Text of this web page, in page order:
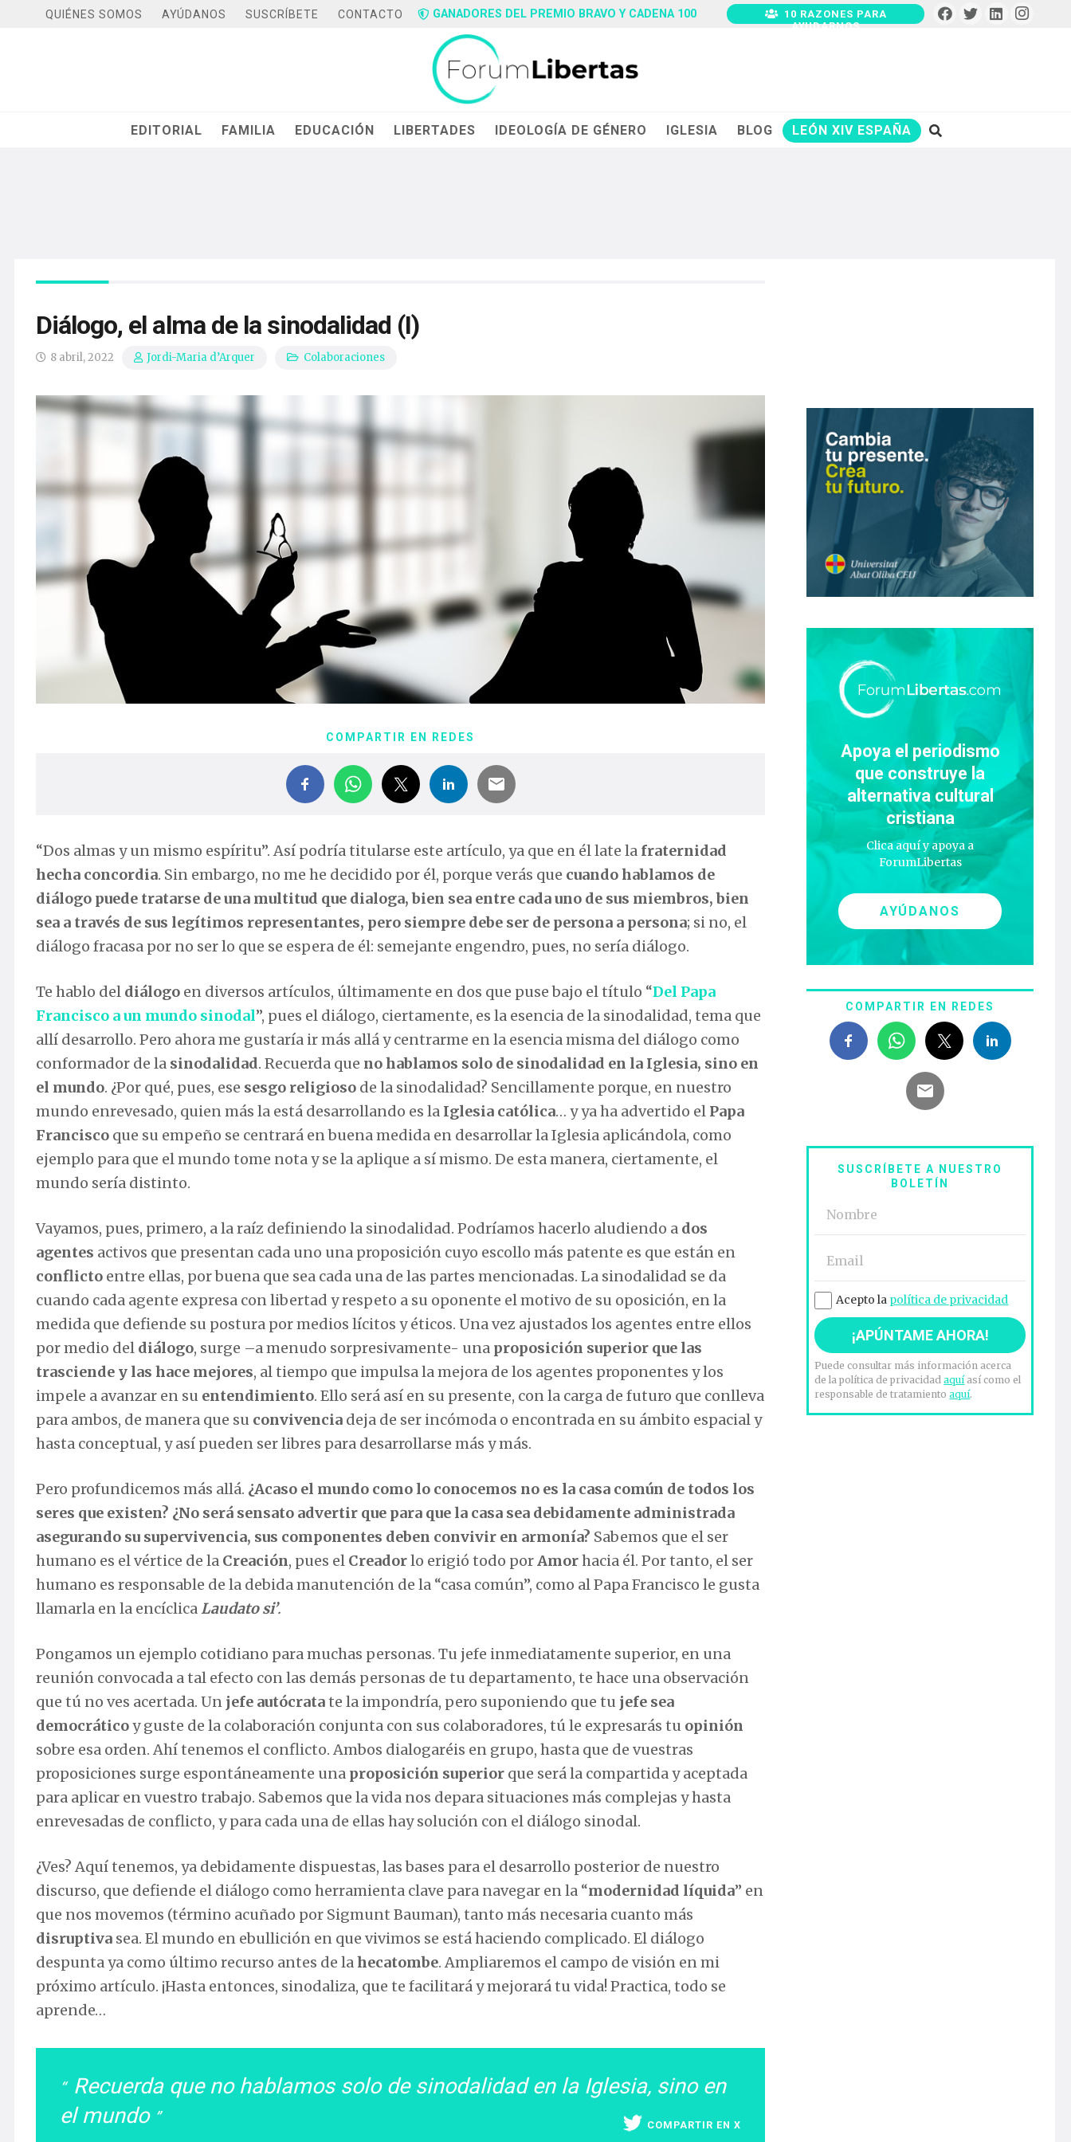
QUIÉNES SOMOS AYÚDANOS SUSCRÍBETE CONTACTO GANADORES DEL PREMIO BRAVO Y CADENA 100
10 RAZONES PARA
AYUDARNOS
EDITORIAL FAMILIA EDUCACIÓN LIBERTADES IDEOLOGÍA DE GÉNERO IGLESIA BLOG LEÓN XIV ESPAÑA
Diálogo, el alma de la sinodalidad (I)
8 abril, 2022 Jordi-Maria d’Arquer Colaboraciones
COMPARTIR EN REDES
“Dos almas y un mismo espíritu”. Así podría titularse este artículo, ya que en él late la fraternidad
hecha concordia. Sin embargo, no me he decidido por él, porque verás que cuando hablamos de
diálogo puede tratarse de una multitud que dialoga, bien sea entre cada uno de sus miembros, bien
sea a través de sus legítimos representantes, pero siempre debe ser de persona a persona; si no, el
diálogo fracasa por no ser lo que se espera de él: semejante engendro, pues, no sería diálogo.
Te hablo del diálogo en diversos artículos, últimamente en dos que puse bajo el título “Del Papa
Francisco a un mundo sinodal”, pues el diálogo, ciertamente, es la esencia de la sinodalidad, tema que
allí desarrollo. Pero ahora me gustaría ir más allá y centrarme en la esencia misma del diálogo como
conformador de la sinodalidad. Recuerda que no hablamos solo de sinodalidad en la Iglesia, sino en
el mundo. ¿Por qué, pues, ese sesgo religioso de la sinodalidad? Sencillamente porque, en nuestro
mundo enrevesado, quien más la está desarrollando es la Iglesia católica… y ya ha advertido el Papa
Francisco que su empeño se centrará en buena medida en desarrollar la Iglesia aplicándola, como
ejemplo para que el mundo tome nota y se la aplique a sí mismo. De esta manera, ciertamente, el
mundo sería distinto.
Vayamos, pues, primero, a la raíz definiendo la sinodalidad. Podríamos hacerlo aludiendo a dos
agentes activos que presentan cada uno una proposición cuyo escollo más patente es que están en
conflicto entre ellas, por buena que sea cada una de las partes mencionadas. La sinodalidad se da
cuando cada agente expresa con libertad y respeto a su oponente el motivo de su oposición, en la
medida que defiende su postura por medios lícitos y éticos. Una vez ajustados los agentes entre ellos
por medio del diálogo, surge –a menudo sorpresivamente- una proposición superior que las
trasciende y las hace mejores, al tiempo que impulsa la mejora de los agentes proponentes y los
impele a avanzar en su entendimiento. Ello será así en su presente, con la carga de futuro que conlleva
para ambos, de manera que su convivencia deja de ser incómoda o encontrada en su ámbito espacial y
hasta conceptual, y así pueden ser libres para desarrollarse más y más.
Pero profundicemos más allá. ¿Acaso el mundo como lo conocemos no es la casa común de todos los
seres que existen? ¿No será sensato advertir que para que la casa sea debidamente administrada
asegurando su supervivencia, sus componentes deben convivir en armonía? Sabemos que el ser
humano es el vértice de la Creación, pues el Creadorlo erigió todo porAmorhacia él. Por tanto, el ser
humano es responsable de la debida manutención de la “casa común”, como al Papa Francisco le gusta
llamarla en la encíclicaLaudato si’.
Pongamos un ejemplo cotidiano para muchas personas. Tu jefe inmediatamente superior, en una
reunión convocada a tal efecto con las demás personas de tu departamento, te hace una observación
que tú no ves acertada. Un jefe autócratate la impondría, pero suponiendo que tu jefe sea
democráticoy guste de la colaboración conjunta con sus colaboradores, tú le expresarás tu opinión
sobre esa orden. Ahí tenemos el conflicto. Ambos dialogaréis en grupo, hasta que de vuestras
proposiciones surge espontáneamente una proposición superior que será la compartida y aceptada
para aplicar en vuestro trabajo. Sabemos que la vida nos depara situaciones más complejas y hasta
enrevesadas de conflicto, y para cada una de ellas hay solución con el diálogo sinodal.
¿Ves? Aquí tenemos, ya debidamente dispuestas, las bases para el desarrollo posterior de nuestro
discurso, que defiende el diálogo como herramienta clave para navegar en la “modernidad líquida” en
que nos movemos (término acuñado por Sigmunt Bauman), tanto más necesaria cuanto más
disruptiva sea. El mundo en ebullición en que vivimos se está haciendo complicado. El diálogo
despunta ya como último recurso antes de lahecatombe. Ampliaremos el campo de visión en mi
próximo artículo. ¡Hasta entonces, sinodaliza, que te facilitará y mejorará tu vida! Practica, todo se
aprende…
Recuerda que no hablamos solo de sinodalidad en la Iglesia, sino en
el mundo
COMPARTIR EN X
Apoya el periodismo
que construye la
alternativa cultural
cristiana
Clica aquí y apoya a
ForumLibertas
AYÚDANOS
COMPARTIR EN REDES
SUSCRÍBETE A NUESTRO
BOLETÍN
Acepto la política de privacidad
Puede consultar más información acerca
de la política de privacidadaquíasí como el
responsable de tratamientoaquí.